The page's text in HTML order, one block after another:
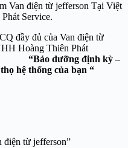
Van điện từ jefferson Tại Việt
Service.
đầy đủ của Van điện từ
Hoàng Thiên Phát
“Bảo dưỡng định kỳ –
hệ thống của bạn “
điện từ jefferson”